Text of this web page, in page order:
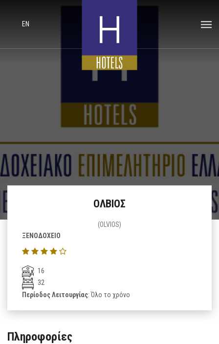
EN
ΟΛΒΙΟΣ
(OLVIOS)
ΞΕΝΟΔΟΧΕΙΟ
16
32
Περίοδος Λειτουργίας: Όλο το χρόνο
Πληροφορίες